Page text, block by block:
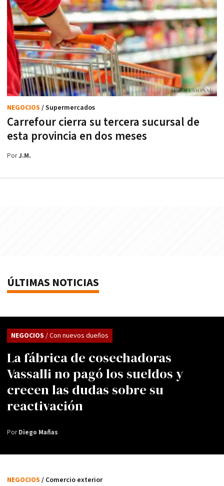
Carrefour cierra su tercera sucursal de
esta provincia en dos meses
NEGOCIOS / Supermercados
PorJ.M.
ÚLTIMAS NOTICIAS
La fábrica de cosechadoras
Vassalli no pagó los sueldos y
crecen las dudas sobre su
reactivación
NEGOCIOS / Con nuevos dueños
PorDiego Mañas
NEGOCIOS / Comercio exterior